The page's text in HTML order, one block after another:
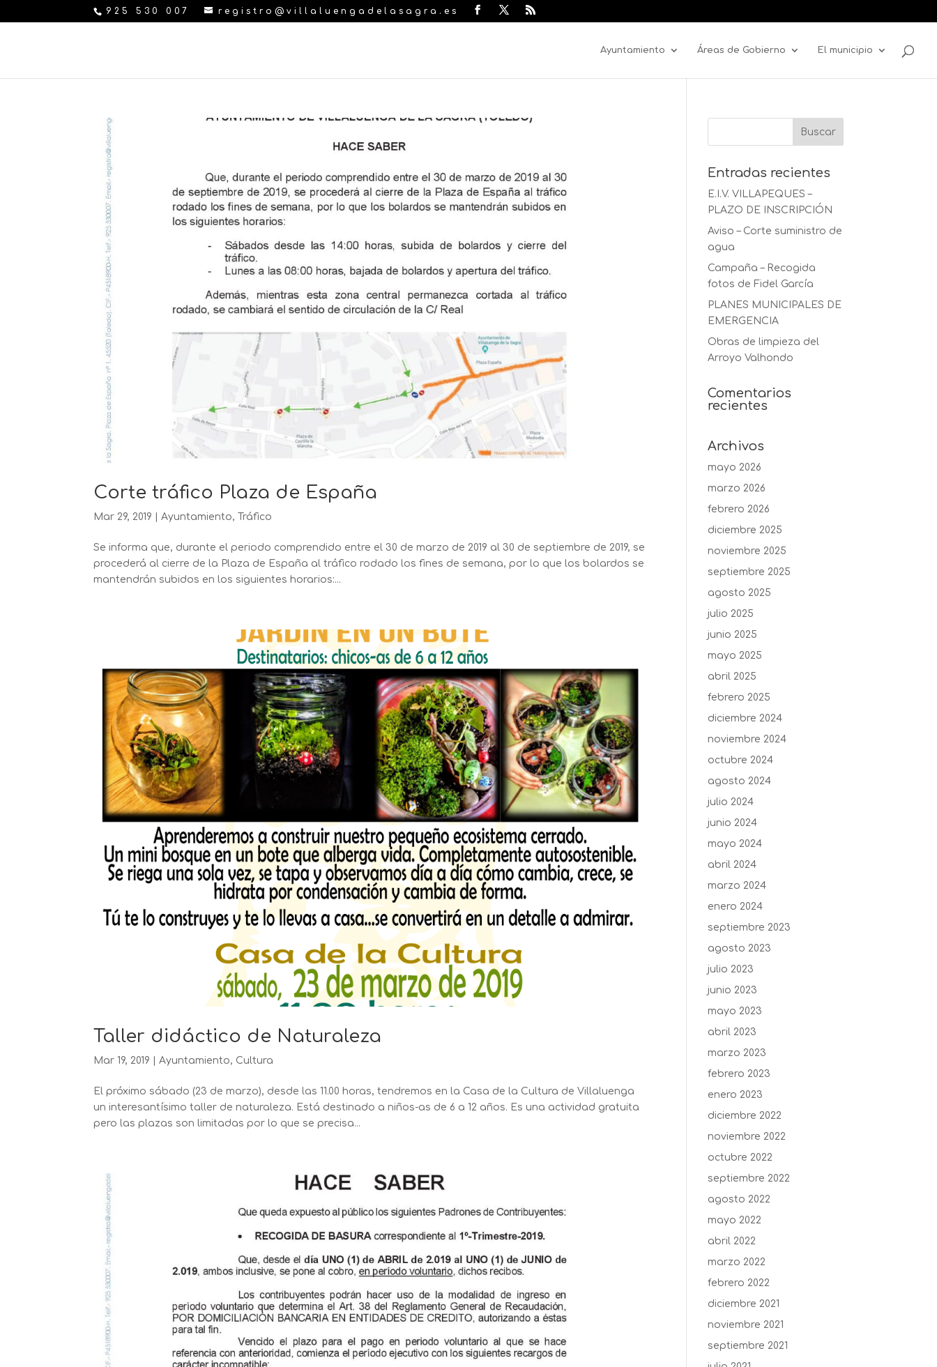
925 530 007 registro@villaluengadelasagra.es
Ayuntamiento Áreas de Gobierno El municipio
Corte tráfico Plaza de España
Mar 29, 2019 |Ayuntamiento, Tráfico
Se informa que, durante el periodo comprendido entre el 30 de marzo de 2019 al 30 de septiembre de 2019, se
procederá al cierre de la Plaza de España al tráfico rodado los fines de semana, por lo que los bolardos se
mantendrán subidos en los siguientes horarios:...
Taller didáctico de Naturaleza
Mar 19, 2019 |Ayuntamiento, Cultura
El próximo sábado (23 de marzo), desde las 11.00 horas, tendremos en la Casa de la Cultura de Villaluenga
un interesantísimo taller de naturaleza. Está destinado a niños-as de 6 a 12 años. Es una actividad gratuita
pero las plazas son limitadas por lo que se precisa...
Entradas recientes
E.I.V. VILLAPEQUES –
PLAZO DE INSCRIPCIÓN
Aviso – Corte suministro de
agua
Campaña – Recogida
fotos de Fidel García
PLANES MUNICIPALES DE
EMERGENCIA
Obras de limpieza del
Arroyo Valhondo
Comentarios
recientes
Archivos
mayo 2026
marzo 2026
febrero 2026
diciembre 2025
noviembre 2025
septiembre 2025
agosto 2025
julio 2025
junio 2025
mayo 2025
abril 2025
febrero 2025
diciembre 2024
noviembre 2024
octubre 2024
agosto 2024
julio 2024
junio 2024
mayo 2024
abril 2024
marzo 2024
enero 2024
septiembre 2023
agosto 2023
julio 2023
junio 2023
mayo 2023
abril 2023
marzo 2023
febrero 2023
enero 2023
diciembre 2022
noviembre 2022
octubre 2022
septiembre 2022
agosto 2022
mayo 2022
abril 2022
marzo 2022
febrero 2022
diciembre 2021
noviembre 2021
septiembre 2021